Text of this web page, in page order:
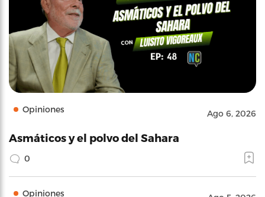
Opiniones Ago 6, 2026
Asmáticos y el polvo del Sahara
0
Opiniones